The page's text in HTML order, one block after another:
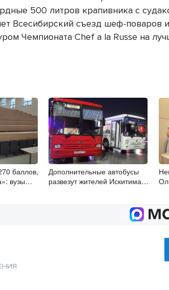
500 литров крапивника с
Всесибирский съезд шеф-поваров
Чемпионата Chef a la Russe на
баллов,
вузы
Дополнительные автобусы
развезут жителей Искитима